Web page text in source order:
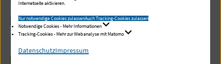
Mehr erfahren
Internetseite aktivieren.
Nur notwendige Cookies zulassenAuch Tracking-Cookies zulassen
Notwendige Cookies - Mehr Informationen
Tracking-Cookies - Mehr zur Webanalyse mit Matomo
DatenschutzImpressum